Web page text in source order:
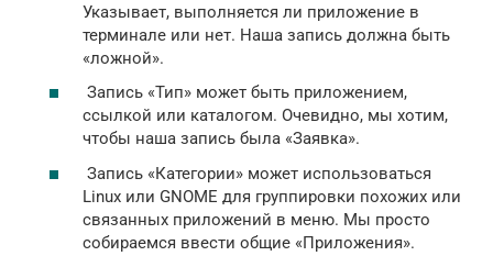
Указывает, выполняется ли приложение в
терминале или нет. Наша запись должна быть
«ложной».
Запись «Тип» может быть приложением,
ссылкой или каталогом. Очевидно, мы хотим,
чтобы наша запись была «Заявка».
Запись «Категории» может использоваться
Linux или GNOME для группировки похожих или
связанных приложений в меню. Мы просто
собираемся ввести общие «Приложения».